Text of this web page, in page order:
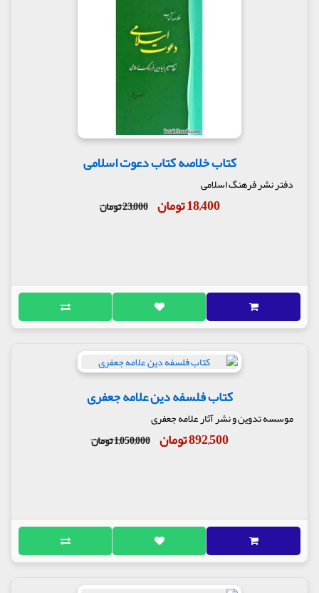
کتاب خلاصه کتاب دعوت اسلامی
دفتر نشر فرهنگ اسلامی
18,400 تومان 23,000 تومان
کتاب فلسفه دین علامه جعفری
موسسه تدوین و نشر آثار علامه جعفری
892,500 تومان 1,050,000 تومان